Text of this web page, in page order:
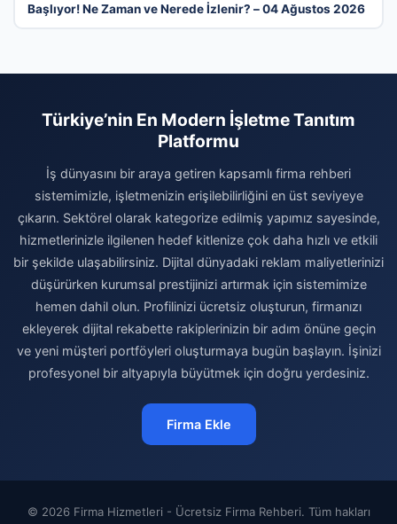
Başlıyor! Ne Zaman ve Nerede İzlenir? – 04 Ağustos 2026
Türkiye’nin En Modern İşletme Tanıtım
Platformu
İş dünyasını bir araya getiren kapsamlı firma rehberi
sistemimizle, işletmenizin erişilebilirliğini en üst seviyeye
çıkarın. Sektörel olarak kategorize edilmiş yapımız sayesinde,
hizmetlerinizle ilgilenen hedef kitlenize çok daha hızlı ve etkili
bir şekilde ulaşabilirsiniz. Dijital dünyadaki reklam maliyetlerinizi
düşürürken kurumsal prestijinizi artırmak için sistemimize
hemen dahil olun. Profilinizi ücretsiz oluşturun, firmanızı
ekleyerek dijital rekabette rakiplerinizin bir adım önüne geçin
ve yeni müşteri portföyleri oluşturmaya bugün başlayın. İşinizi
profesyonel bir altyapıyla büyütmek için doğru yerdesiniz.
Firma Ekle
© 2026 Firma Hizmetleri - Ücretsiz Firma Rehberi. Tüm hakları